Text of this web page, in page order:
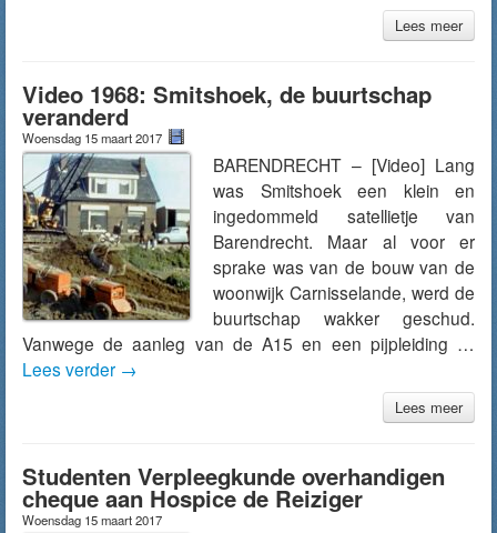
Lees meer
Video 1968: Smitshoek, de buurtschap
veranderd
Woensdag 15 maart 2017
BARENDRECHT – [Video] Lang
was Smitshoek een klein en
ingedommeld satellietje van
Barendrecht. Maar al voor er
sprake was van de bouw van de
woonwijk Carnisselande, werd de
buurtschap wakker geschud.
Vanwege de aanleg van de A15 en een pijpleiding …
Lees verder →
Lees meer
Studenten Verpleegkunde overhandigen
cheque aan Hospice de Reiziger
Woensdag 15 maart 2017